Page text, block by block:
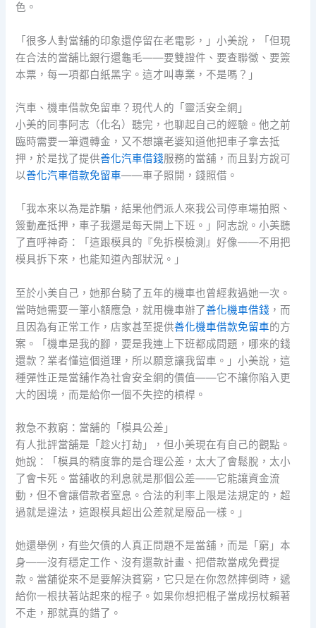
色。
「很多人對當舖的印象還停留在老電影，」小美說，「但現
在合法的當舖比銀行還龜毛——要雙證件、要查聯徵、要簽
本票，每一項都白紙黑字。這才叫專業，不是嗎？」
汽車、機車借款免留車？現代人的「靈活安全網」
小美的同事阿志（化名）聽完，也聊起自己的經驗。他之前
臨時需要一筆週轉金，又不想讓老婆知道他把車子拿去抵
押，於是找了提供善化汽車借錢服務的當舖，而且對方說可
以善化汽車借款免留車——車子照開，錢照借。
「我本來以為是詐騙，結果他們派人來我公司停車場拍照、
簽動產抵押，車子我還是每天開上下班。」阿志說。小美聽
了直呼神奇：「這跟模具的『免拆模檢測』好像——不用把
模具拆下來，也能知道內部狀況。」
至於小美自己，她那台騎了五年的機車也曾經救過她一次。
當時她需要一筆小額應急，就用機車辦了善化機車借錢 ，而
且因為有正常工作，店家甚至提供善化機車借款免留車的方
案。「機車是我的腳，要是我連上下班都成問題，哪來的錢
還款？業者懂這個道理，所以願意讓我留車。」小美說，這
種彈性正是當舖作為社會安全網的價值——它不讓你陷入更
大的困境，而是給你一個不失控的槓桿。
救急不救窮：當舖的「模具公差」
有人批評當舖是「趁火打劫」，但小美現在有自己的觀點。
她說：「模具的精度靠的是合理公差，太大了會鬆脫，太小
了會卡死。當舖收的利息就是那個公差——它能讓資金流
動，但不會讓借款者窒息。合法的利率上限是法規定的，超
過就是違法，這跟模具超出公差就是廢品一樣。」
她還舉例，有些欠債的人真正問題不是當舖，而是「窮」本
身——沒有穩定工作、沒有還款計畫、把借款當成免費提
款。當舖從來不是要解決貧窮，它只是在你忽然摔倒時，遞
給你一根扶著站起來的棍子。如果你想把棍子當成拐杖賴著
不走，那就真的錯了。